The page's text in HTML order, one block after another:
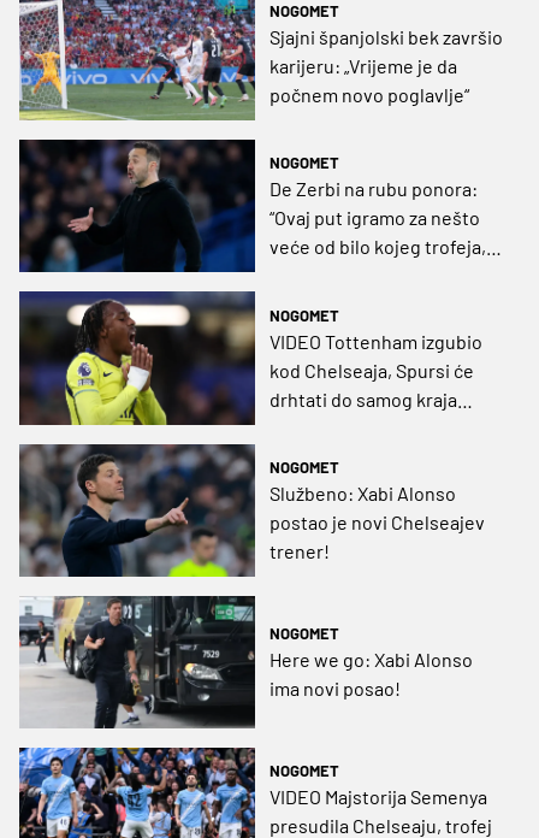
NOGOMET
Sjajni španjolski bek završio
karijeru: „Vrijeme je da
počnem novo poglavlje“
NOGOMET
De Zerbi na rubu ponora:
“Ovaj put igramo za nešto
veće od bilo kojeg trofeja,
NOGOMET
VIDEO Tottenham izgubio
kod Chelseaja, Spursi će
drhtati do samog kraja
NOGOMET
Službeno: Xabi Alonso
postao je novi Chelseajev
trener!
NOGOMET
Here we go: Xabi Alonso
ima novi posao!
NOGOMET
VIDEO Majstorija Semenya
presudila Chelseaju, trofej